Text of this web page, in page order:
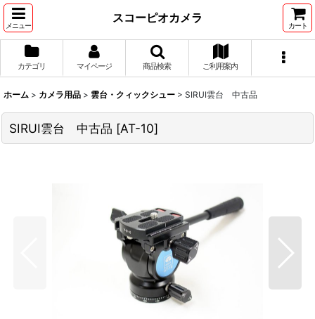
メニュー
スコーピオカメラ
カート
カテゴリ マイページ 商品検索 ご利用案内
ホーム > カメラ用品 > 雲台・クィックシュー > SIRUI雲台 中古品
SIRUI雲台 中古品 [AT-10]